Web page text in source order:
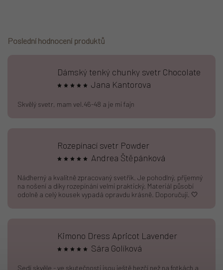
Poslední hodnocení produktů
Dámský tenký chunky svetr Chocolate
Jana Kantorova
Skvělý svetr, mam vel.46-48 a je mi fajn
Rozepínací svetr Powder
Andrea Štěpánková
Nádherný a kvalitně zpracovaný svetřík. Je pohodlný, příjemný
na nošení a díky rozepínání velmi praktický. Materiál působí
odolně a celý kousek vypadá opravdu krásně. Doporučuji. 🤍
Kimono Dress Apricot Lavender
Sára Golíková
Sedí skvěle - ve skutečnosti jsou ještě hezčí než na fotkách a